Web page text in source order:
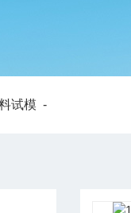
试模 -